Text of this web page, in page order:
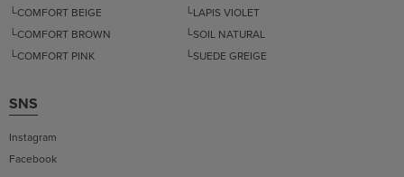
└COMFORT BEIGE
└COMFORT BROWN
└COMFORT PINK
└LAPIS VIOLET
└SOIL NATURAL
└SUEDE GREIGE
SNS
Instagram
Facebook